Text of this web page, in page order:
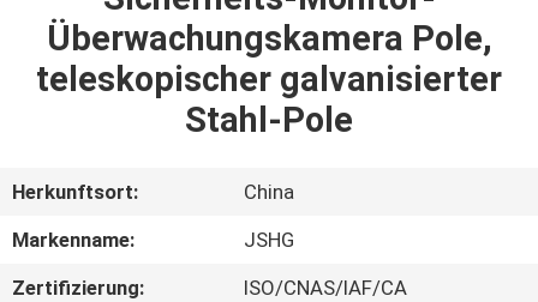
PRODUKTE
VR
Überwachungskamera Pole,
teleskopischer galvanisierter
Stahl-Pole
Herkunftsort:
China
Markenname:
JSHG
Zertifizierung:
ISO/CNAS/IAF/CA